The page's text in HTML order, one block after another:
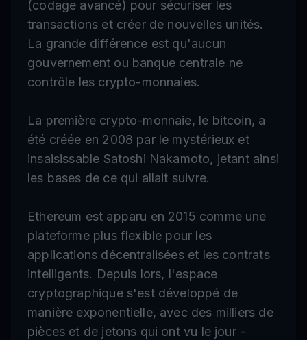
(codage avancé) pour sécuriser les
transactions et créer de nouvelles unités.
La grande différence est qu'aucun
gouvernement ou banque centrale ne
contrôle les crypto-monnaies.
La première crypto-monnaie, le bitcoin, a
été créée en 2008 par le mystérieux et
insaisissable Satoshi Nakamoto, jetant ainsi
les bases de ce qui allait suivre.
Ethereum est apparu en 2015 comme une
plateforme plus flexible pour les
applications décentralisées et les contrats
intelligents. Depuis lors, l'espace
cryptographique s'est développé de
manière exponentielle, avec des milliers de
pièces et de jetons qui ont vu le jour -